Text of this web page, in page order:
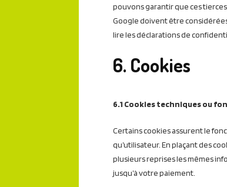
pouvons garantir que ces
Google doivent être
lire les déclarations de
6. Cookies
6.1 Cookies techniques ou
Certains cookies assurent le
qu’utilisateur. En plaçant des
plusieurs reprises les mêmes
jusqu’à votre paiement.